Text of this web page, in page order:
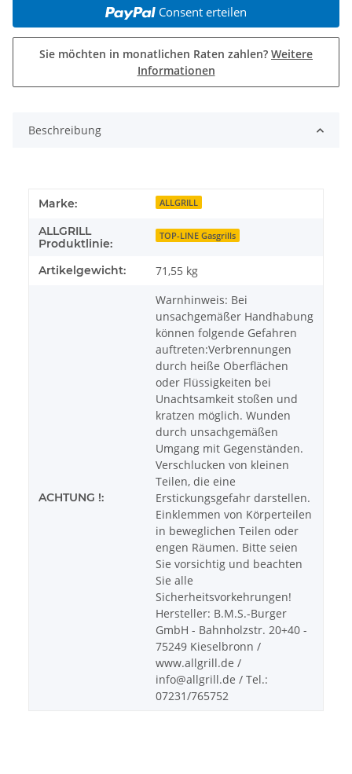
Consent erteilen
Sie möchten in monatlichen Raten zahlen? Weitere
Informationen
Beschreibung
Marke: ALLGRILL
ALLGRILL
Produktlinie:
TOP-LINE Gasgrills
Artikelgewicht: 71,55 kg
ACHTUNG !:
Warnhinweis: Bei
unsachgemäßer Handhabung
können folgende Gefahren
auftreten:Verbrennungen
durch heiße Oberflächen
oder Flüssigkeiten bei
Unachtsamkeit stoßen und
kratzen möglich. Wunden
durch unsachgemäßen
Umgang mit Gegenständen.
Verschlucken von kleinen
Teilen, die eine
Erstickungsgefahr darstellen.
Einklemmen von Körperteilen
in beweglichen Teilen oder
engen Räumen. Bitte seien
Sie vorsichtig und beachten
Sie alle
Sicherheitsvorkehrungen!
Hersteller: B.M.S.-Burger
GmbH - Bahnholzstr. 20+40 -
75249 Kieselbronn /
www.allgrill.de /
info@allgrill.de / Tel.:
07231/765752